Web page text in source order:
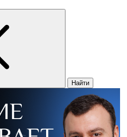
Найти